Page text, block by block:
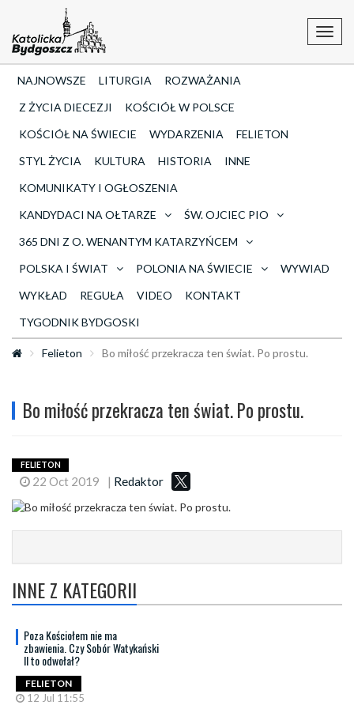
NAJNOWSZE LITURGIA
ROZWAŻANIA
Z ŻYCIA DIECEZJI
KOŚCIÓŁ W POLSCE
KOŚCIÓŁ NA ŚWIECIE
WYDARZENIA
FELIETON
STYL ŻYCIA
KULTURA HISTORIA
INNE
KOMUNIKATY I OGŁOSZENIA
KANDYDACI NA OŁTARZE
ŚW. OJCIEC PIO
365 DNI Z O. WENANTYM KATARZYŃCEM
POLSKA I ŚWIAT
POLONIA NA ŚWIECIE
WYWIAD
WYKŁAD
REGUŁA VIDEO
KONTAKT
TYGODNIK BYDGOSKI
Felieton Bo miłość przekracza ten świat. Po prostu.
Bo miłość przekracza ten świat. Po prostu.
FELIETON
22 Oct 2019 | Redaktor
INNE Z KATEGORII
Poza Kościołem nie ma
zbawienia. Czy Sobór Watykański
II to odwołał?
FELIETON
12 Jul 11:55